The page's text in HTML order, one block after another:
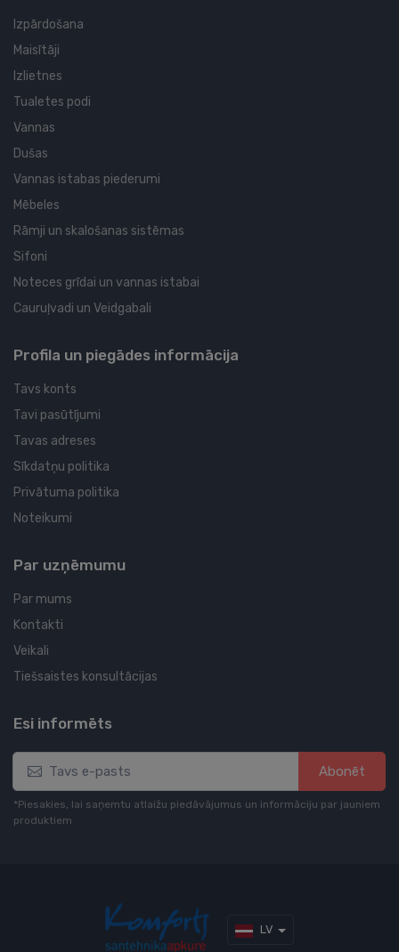
Izpārdošana
Maisītāji
Izlietnes
Tualetes podi
Vannas
Dušas
Vannas istabas piederumi
Mēbeles
Rāmji un skalošanas sistēmas
Sifoni
Noteces grīdai un vannas istabai
Cauruļvadi un Veidgabali
Profila un piegādes informācija
Tavs konts
Tavi pasūtījumi
Tavas adreses
Sīkdatņu politika
Privātuma politika
Noteikumi
Par uzņēmumu
Par mums
Kontakti
Veikali
Tiešsaistes konsultācijas
Esi informēts
Abonēt
*Piesakies, lai saņemtu atlaižu piedāvājumus un informāciju par jauniem
produktiem
LV